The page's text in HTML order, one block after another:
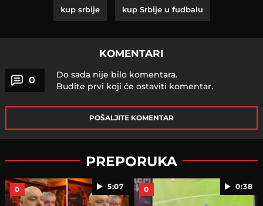
kup srbije kup Srbije u fudbalu
KOMENTARI
0
Do sada nije bilo komentara.
Budite prvi koji će ostaviti komentar.
POŠALJITE KOMENTAR
PREPORUKA
5:07
0 0:38
0